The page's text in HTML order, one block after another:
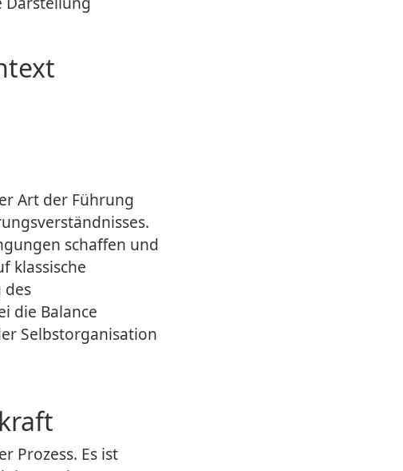
Art der Führung
schaffen und
klassische
des
die Balance
Selbstorganisation
Prozess. Es ist